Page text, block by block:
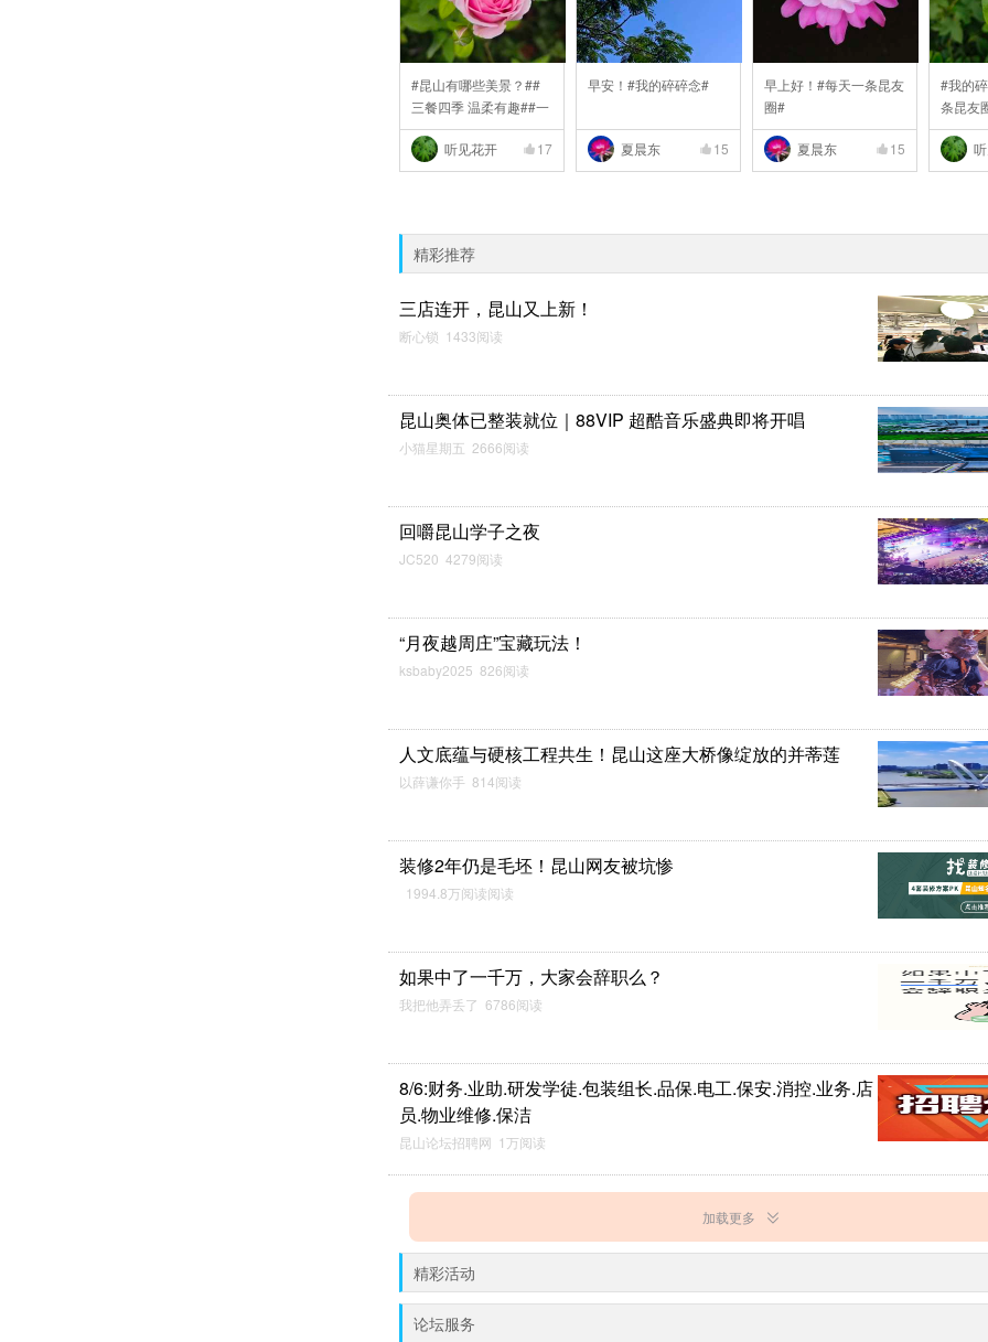
#昆山有哪些美景？##
三餐四季 温柔有趣##一
..
听见花开
17
早安！#我的碎碎念#
夏晨东 15
早上好！#每天一条昆友
圈#
夏晨东 15
#我的
条昆友
..
精彩推荐
三店连开，昆山又上新！
断心锁 1433阅读
昆山奥体已整装就位｜88VIP 超酷音乐盛典即将开唱
小猫星期五 2666阅读
回嚼昆山学子之夜
JC520 4279阅读
“月夜越周庄”宝藏玩法！
ksbaby2025 826阅读
人文底蕴与硬核工程共生！昆山这座大桥像绽放的并蒂莲
以薛谦你手 814阅读
装修2年仍是毛坯！昆山网友被坑惨
1994.8万阅读阅读
如果中了一千万，大家会辞职么？
我把他弄丢了 6786阅读
8/6:财务.业助.研发学徒.包装组长.品保.电工.保安.消控.业务.店
员.物业维修.保洁
昆山论坛招聘网 1万阅读
加载更多
精彩活动
论坛服务